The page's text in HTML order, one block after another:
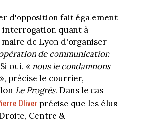
d'opposition fait également
interrogation quant à
de Lyon d'organiser
de communication
oui, « nous le condamnons
précise le courrier,
Le Progrès. Dans le cas
Oliver précise que les élus
Centre &